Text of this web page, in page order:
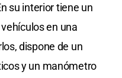
su interior tiene un
en una
dispone de un
y un manómetro